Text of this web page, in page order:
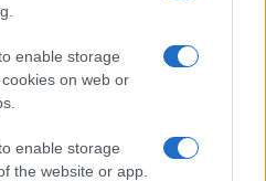
enable storage
on web or
enable storage
the website or app.